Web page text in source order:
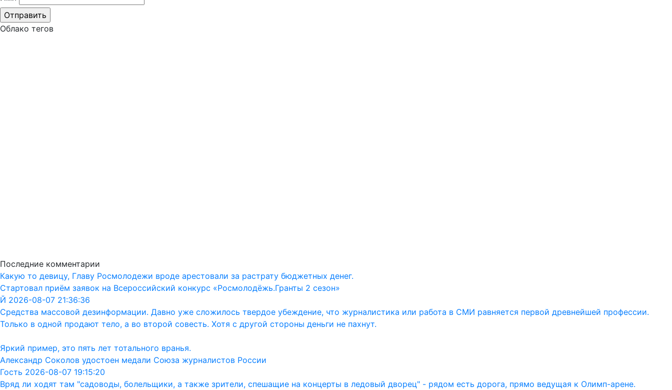
Облако тегов
Последние комментарии
Какую то девицу, Главу Росмолодежи вроде арестовали за растрату бюджетных денег.
Стартовал приём заявок на Всероссийский конкурс «Росмолодёжь.Гранты 2 сезон»
Й 2026-08-07 21:36:36
Средства массовой дезинформации. Давно уже сложилось твердое убеждение, что журналистика или работа в СМИ равняется первой древнейшей профессии.
Только в одной продают тело, а во второй совесть. Хотя с другой стороны деньги не пахнут.
Яркий пример, это пять лет тотального вранья.
Александр Соколов удостоен медали Союза журналистов России
Гость 2026-08-07 19:15:20
Вряд ли ходят там "садоводы, болельщики, а также зрители, спешащие на концерты в ледовый дворец" - рядом есть дорога, прямо ведущая к Олимп-арене.